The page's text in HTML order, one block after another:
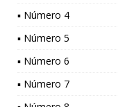
▪ Número 4
▪ Número 5
▪ Número 6
▪ Número 7